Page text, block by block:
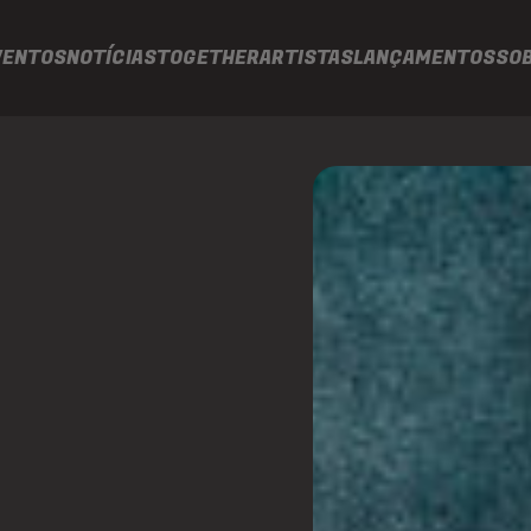
NOTÍCIASTOGETHERARTISTASLANÇAMENTOS